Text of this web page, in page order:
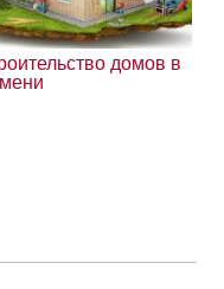
домов в